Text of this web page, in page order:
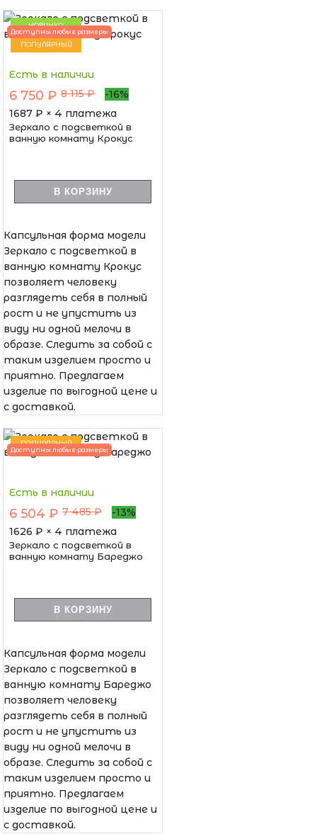
НОВИНКА
ПОПУЛЯРНЫЙ
Доступны любые размеры
Есть в наличии
6 750 ₽ 8 115 ₽
-16%
1687 ₽ × 4 платежа
Зеркало с подсветкой в
ванную комнату Крокус
В КОРЗИНУ
Капсульная форма модели
Зеркало с подсветкой в
ванную комнату Крокус
позволяет человеку
разглядеть себя в полный
рост и не упустить из
виду ни одной мелочи в
образе. Следить за собой с
таким изделием просто и
приятно. Предлагаем
изделие по выгодной цене и
с доставкой.
ПОПУЛЯРНЫЙ
Доступны любые размеры
Есть в наличии
6 504 ₽ 7 485 ₽
-13%
1626 ₽ × 4 платежа
Зеркало с подсветкой в
ванную комнату Бареджо
В КОРЗИНУ
Капсульная форма модели
Зеркало с подсветкой в
ванную комнату Бареджо
позволяет человеку
разглядеть себя в полный
рост и не упустить из
виду ни одной мелочи в
образе. Следить за собой с
таким изделием просто и
приятно. Предлагаем
изделие по выгодной цене и
с доставкой.